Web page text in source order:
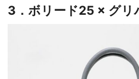
3．ボリード25 × グリ